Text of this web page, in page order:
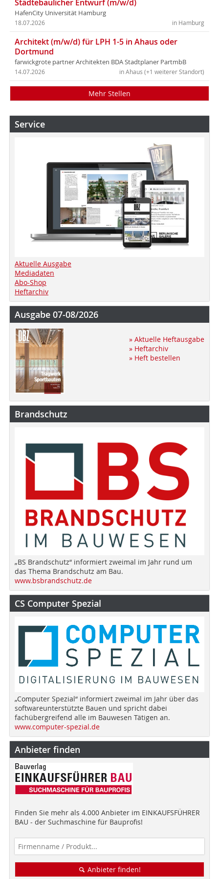
Städtebaulicher Entwurf (m/w/d)
HafenCity Universität Hamburg
in Hamburg
18.07.2026
Architekt (m/w/d) für LPH 1-5 in Ahaus oder
Dortmund
farwickgrote partner Architekten BDA Stadtplaner PartmbB
in Ahaus (+1 weiterer Standort)
14.07.2026
Mehr Stellen
Service
Aktuelle Ausgabe
Mediadaten
Abo-Shop
Heftarchiv
Ausgabe 07-08/2026
» Aktuelle Heftausgabe
» Heftarchiv
» Heft bestellen
Brandschutz
„BS Brandschutz“ informiert zweimal im Jahr rund um
das Thema Brandschutz am Bau.
www.bsbrandschutz.de
CS Computer Spezial
„Computer Spezial“ informiert zweimal im Jahr über das
softwareunterstützte Bauen und spricht dabei
fachübergreifend alle im Bauwesen Tätigen an.
www.computer-spezial.de
Anbieter finden
Finden Sie mehr als 4.000 Anbieter im EINKAUFSFÜHRER
BAU - der Suchmaschine für Bauprofis!
Anbieter finden!